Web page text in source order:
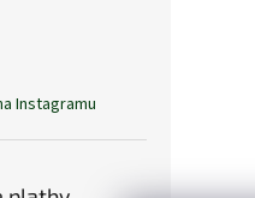
Instagramu